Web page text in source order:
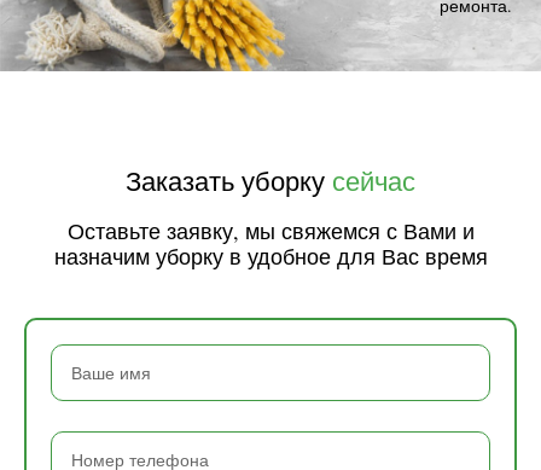
ремонта.
Заказать уборку сейчас
Оставьте заявку, мы свяжемся с Вами и
назначим уборку в удобное для Вас время